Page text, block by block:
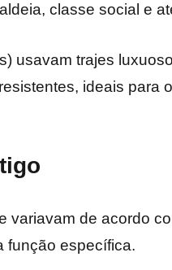
classe social e
usavam trajes
ideais para
variavam de acordo
função específica.